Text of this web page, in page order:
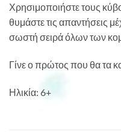
Χρησιμοποιήστε τους
θυμάστε τις απαντήσεις
σωστή σειρά όλων των
Γίνε ο πρώτος που θα τα
Ηλικία: 6+